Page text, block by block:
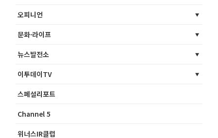
오피니언
문화·라이프
뉴스발전소
이투데이TV
스페셜리포트
Channel 5
위너스IR클럽